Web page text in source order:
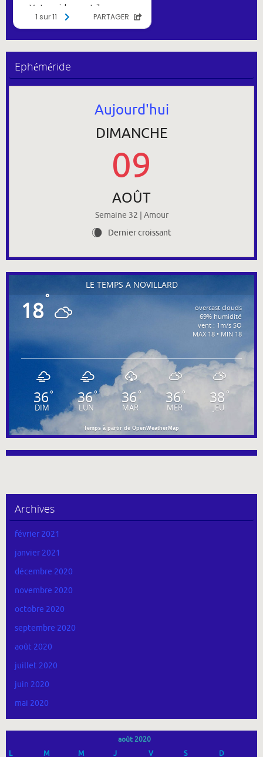
Ephéméride
Aujourd'hui
DIMANCHE
09
AOÛT
Semaine 32 | Amour
W Dernier croissant
LE TEMPS À NOVILLARD
18°
overcast clouds
69% humidité
vent : 1m/s SO
MAX 18 • MIN 18
36°
DIM
36°
LUN
36 °
MAR
36°
MER
38°
JEU
Temps à partir de OpenWeatherMap
Archives
février 2021
janvier 2021
décembre 2020
novembre 2020
octobre 2020
septembre 2020
août 2020
juillet 2020
juin 2020
mai 2020
août 2020
L
M M J V S D